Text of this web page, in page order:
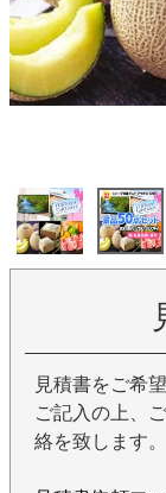
見積書をご希
ご記入の上、
絡を致します。